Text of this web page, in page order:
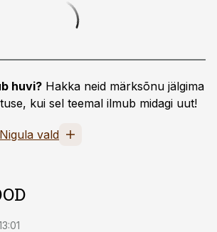
huvi? Hakka neid märksõnu jälgima
kui sel teemal ilmub midagi uut!
vald